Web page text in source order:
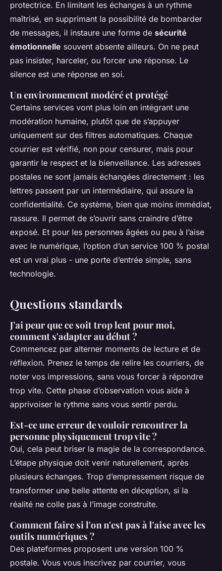
protectrice. En limitant les échanges à un rythme
maîtrisé, en supprimant la possibilité de bombarder
de messages, il instaure une forme de sécurité
émotionnelle souvent absente ailleurs. On ne peut
pas insister, harceler, ou forcer une réponse. Le
silence est une réponse en soi.
Un environnement modéré et protégé
Certains services vont plus loin en intégrant une
modération humaine, plutôt que de s’appuyer
uniquement sur des filtres automatiques. Chaque
courrier est vérifié, non pour censurer, mais pour
garantir le respect et la bienveillance. Les adresses
postales ne sont jamais échangées directement : les
lettres passent par un intermédiaire, qui assure la
confidentialité. Ce système, bien que moins immédiat,
rassure. Il permet de s’ouvrir sans craindre d’être
exposé. Et pour les personnes âgées ou peu à l’aise
avec le numérique, l’option d’un service 100 % postal
est un vrai plus - une porte d’entrée simple, sans
technologie.
Questions standards
J'ai peur que ce soit trop lent pour moi,
comment s'adapter au début ?
Commencez par alterner moments de lecture et de
réflexion. Prenez le temps de relire les courriers, de
noter vos impressions, sans vous forcer à répondre
trop vite. Cette phase d’observation vous aide à
apprivoiser le rythme sans vous sentir perdu.
Est-ce une erreur de vouloir rencontrer la
personne physiquement trop vite ?
Oui, cela peut briser la magie de la correspondance.
L’étape physique doit venir naturellement, après
plusieurs échanges. Trop d’empressement risque de
transformer une belle attente en déception, si la
réalité ne colle pas à l’image construite.
Comment faire si l'on n'est pas à l'aise avec les
outils numériques ?
Des plateformes proposent une version 100 %
postale. Vous vous inscrivez par courrier, vous